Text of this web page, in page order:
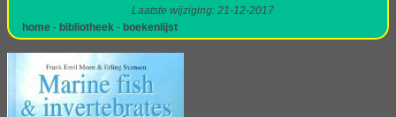
Laatste wijziging: 21-12-2017
home - bibliotheek - boekenlijst